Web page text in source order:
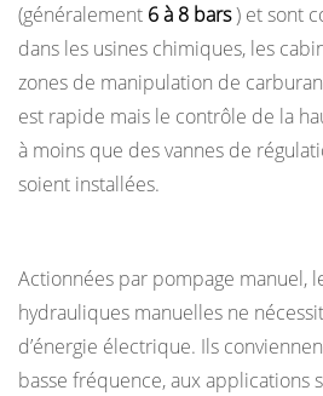
besoin
d’un
permis
ou
d’une
inspection
une
table
élévatrice
?
(généralement 6 à 8 bars) et sont
dans les usines chimiques, les
zones de manipulation de
est rapide mais le contrôle de la
à moins que des vannes de
soient installées.
Actionnées par pompage manuel,
hydrauliques manuelles ne
d’énergie électrique. Ils
basse fréquence, aux applications